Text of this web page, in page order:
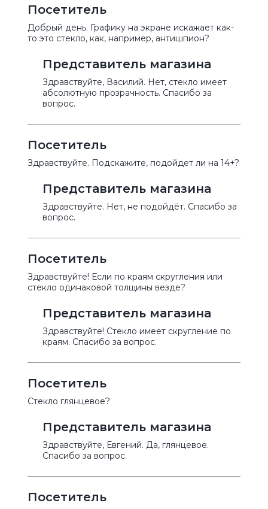
Посетитель
Добрый день. Графику на экране искажает как-
то это стекло, как, например, антишпион?
Представитель магазина
Здравствуйте, Василий. Нет, стекло имеет
абсолютную прозрачность. Спасибо за
вопрос.
Посетитель
Здравствуйте. Подскажите, подойдет ли на 14+?
Представитель магазина
Здравствуйте. Нет, не подойдёт. Спасибо за
вопрос.
Посетитель
Здравствуйте! Если по краям скругления или
стекло одинаковой толщины везде?
Представитель магазина
Здравствуйте! Стекло имеет скругление по
краям. Спасибо за вопрос.
Посетитель
Стекло глянцевое?
Представитель магазина
Здравствуйте, Евгений. Да, глянцевое.
Спасибо за вопрос.
Посетитель